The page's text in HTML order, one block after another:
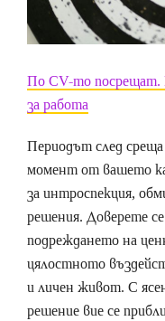
По CV-то посрещат.
за работа
Периодът след
момент от вашето
за интроспекция,
решения. Доверете
подреждането на
цялостното
и личен живот. С
решение вие се